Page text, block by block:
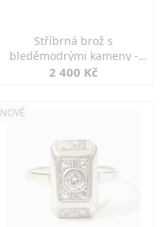
Stříbrná brož s
bleděmodrými kameny -
jemná elegance
2 400 Kč
NOVÉ